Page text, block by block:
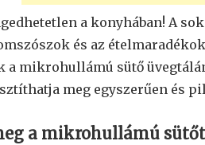
a konyhában! A
és az
mikrohullámú sütő
meg egyszerűen és
a mikrohullámú